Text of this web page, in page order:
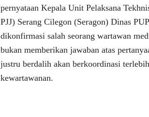
pernyataan Kepala Unit Pelaksana
PJJ) Serang Cilegon (Seragon) Dinas
dikonfirmasi salah seorang wartawan
bukan memberikan jawaban atas
justru berdalih akan berkoordinasi
kewartawanan.